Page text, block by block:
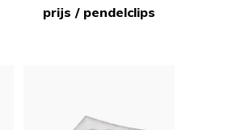
prijs / pendelclips